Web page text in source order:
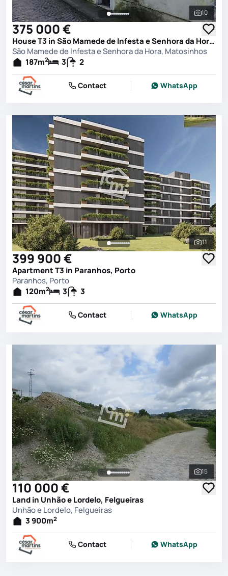
See all
10
375 000 €
House T3 in São Mamede de Infesta e Senhora da Hora, Matosinhos
São Mamede de Infesta e Senhora da Hora, Matosinhos
187m2 3 2
Contact WhatsApp
See all
11
399 900 €
Apartment T3 in Paranhos, Porto
Paranhos, Porto
120m2 3 3
Contact WhatsApp
See all
15
110 000 €
Land in Unhão e Lordelo, Felgueiras
Unhão e Lordelo, Felgueiras
3 900m2
Contact WhatsApp